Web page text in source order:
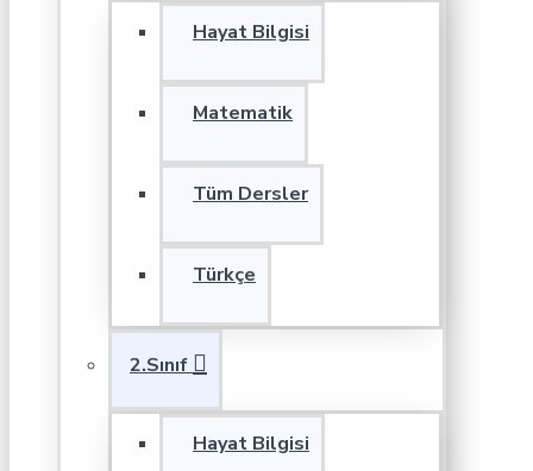
Hayat Bilgisi
Matematik
Tüm Dersler
Türkçe
2.Sınıf
Hayat Bilgisi